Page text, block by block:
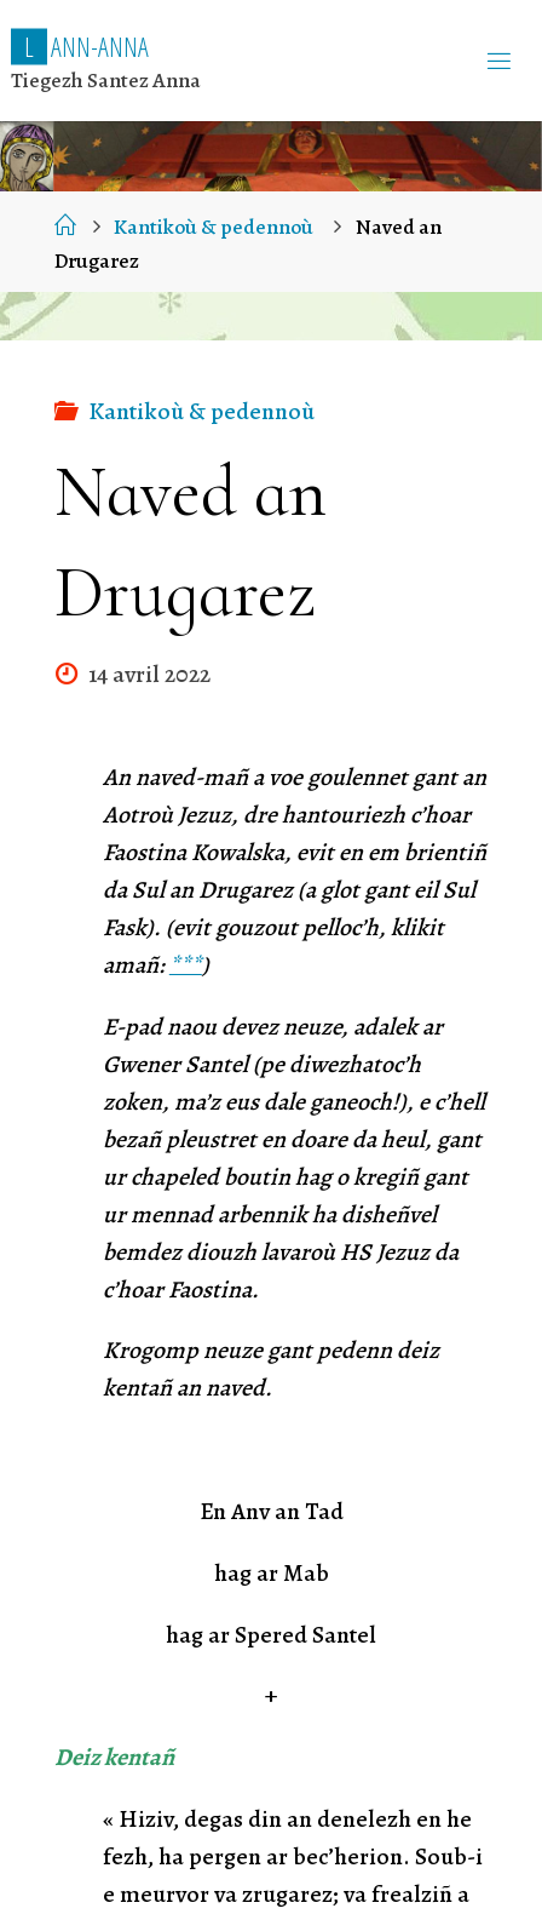
L ANN-ANNA
Tiegezh Santez Anna
HomeKantikoù & pedennoù
Naved an
Drugarez
Kantikoù & pedennoù
Naved an
Drugarez
14 avril 2022
An naved-mañ a voe goulennet gant an
Aotroù Jezuz, dre hantouriezh c’hoar
Faostina Kowalska, evit en em brientiñ
da Sul an Drugarez (a glot gant eil Sul
Fask). (evit gouzout pelloc’h, klikit
amañ: ***)
E-pad naou devez neuze, adalek ar
Gwener Santel (pe diwezhatoc’h
zoken, ma’z eus dale ganeoch!), e c’hell
bezañ pleustret en doare da heul, gant
ur chapeled boutin hag o kregiñ gant
ur mennad arbennik ha disheñvel
bemdez diouzh lavaroù HS Jezuz da
c’hoar Faostina.
Krogomp neuze gant pedenn deiz
kentañ an naved.
En Anv an Tad
hag ar Mab
hag ar Spered Santel
+
Deiz kentañ
« Hiziv, degas din an denelezh en he
fezh, ha pergen ar bec’herion. Soub-i
e meurvor va zrugarez; va frealziñ a